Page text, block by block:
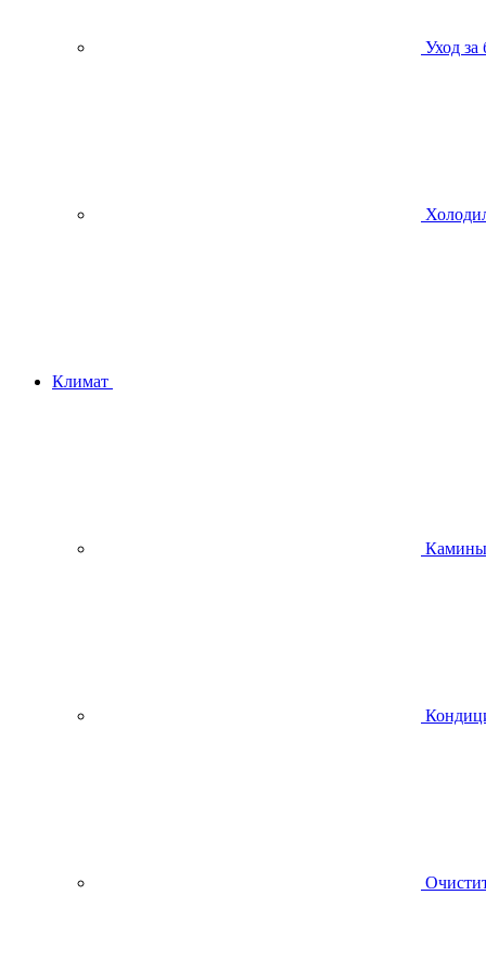
Уход за
Климат
Камины